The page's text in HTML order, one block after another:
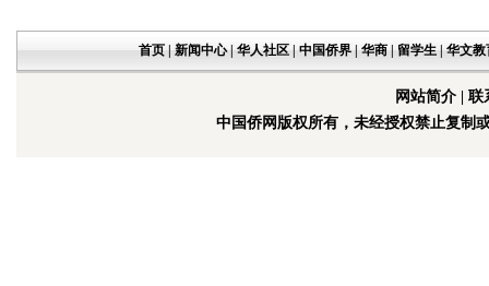
首页| 新闻中心| 华人社区| 中国侨界| 华商| 留学生| 华文教
网站简介| 联
中国侨网版权所有，未经授权禁止复制